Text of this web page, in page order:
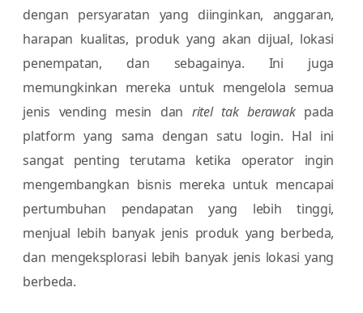
dengan persyaratan yang diinginkan, anggaran,
harapan kualitas, produk yang akan dijual, lokasi
penempatan, dan sebagainya. Ini juga
memungkinkan mereka untuk mengelola semua
jenis vending mesin dan ritel tak berawakpada
platform yang sama dengan satu login. Hal ini
sangat penting terutama ketika operator ingin
mengembangkan bisnis mereka untuk mencapai
pertumbuhan pendapatan yang lebih tinggi,
menjual lebih banyak jenis produk yang berbeda,
dan mengeksplorasi lebih banyak jenis lokasi yang
berbeda.